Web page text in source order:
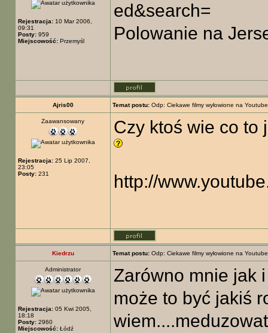
Rejestracja: 10 Mar 2006,
09:31
Posty: 959
Miejscowość: Przemyśl
ed&search=
Polowanie na
Ajris00 Temat postu: Odp: Ciekawe filmy wyłowione na Youtube
Zaawansowany
Rejestracja: 25 Lip 2007,
23:05
Posty: 231
Czy ktoś wie co to
http://
Kiedrzu Temat postu: Odp: Ciekawe filmy wyłowione na Youtube
Administrator
Rejestracja: 05 Kwi 2005,
18:18
Posty: 2960
Miejscowość: Łódź
Zarówno mnie jak
może to być jakiś